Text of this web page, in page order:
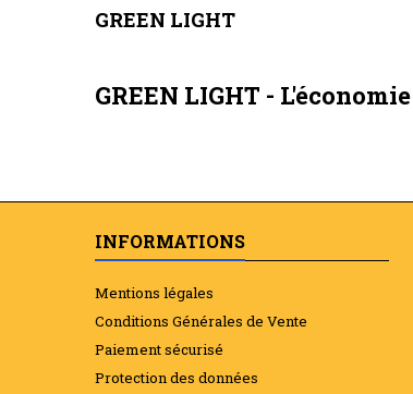
GREEN LIGHT
GREEN LIGHT -
INFORMATIONS
Mentions légales
Conditions Générales de Vente
Paiement sécurisé
Protection des données